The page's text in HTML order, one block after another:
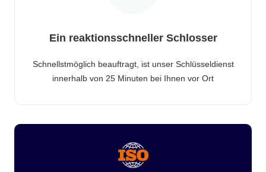
Ein reaktionsschneller Schlosser
Schnellstmöglich beauftragt, ist unser Schlüsseldienst
innerhalb von 25 Minuten bei Ihnen vor Ort